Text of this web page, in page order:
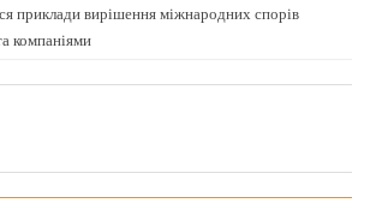
приклади вирішення міжнародних спорів
компаніями